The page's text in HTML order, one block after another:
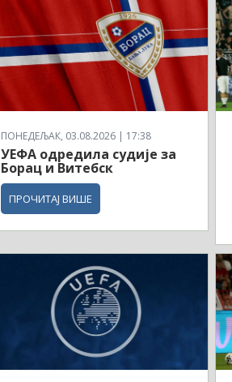
ПОНЕДЕЉАК, 03.08.2026 | 17:38
УЕФА одредила судије за
Борац и Витебск
ПРОЧИТАЈ ВИШЕ